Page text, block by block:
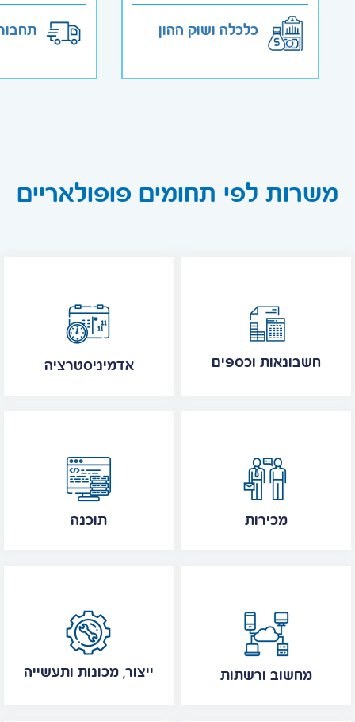
כלכלה ושוק ההון
משרות לפי תחומים פופולאריים
אדמיניסטרציה חשבונאות וכספים
תוכנה מכירות
ייצור, מכונות ותעשייה מחשוב ורשתות